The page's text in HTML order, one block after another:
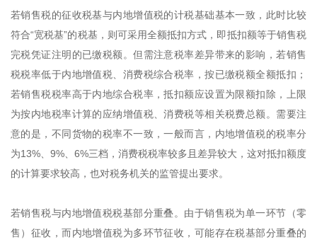
若销售税的征收税基与内地增值税的计税基础基本一致，此时比较
符合“宽税基”的税基，则可采用全额抵扣方式，即抵扣额等于销售税
完税凭证注明的已缴税额。但需注意税率差异带来的影响，若销售
税税率低于内地增值税、消费税综合税率，按已缴税额全额抵扣；
若销售税税率高于内地综合税率，抵扣额应设置为限额扣除，上限
为按内地税率计算的应纳增值税、消费税等相关税费总额。需要注
意的是，不同货物的税率不一致，一般而言，内地增值税的税率分
为13%、9%、6%三档，消费税税率较多且差异较大，这对抵扣额度
的计算要求较高，也对税务机关的监管提出要求。
若销售税与内地增值税税基部分重叠。由于销售税为单一环节（零
售）征收，而内地增值税为多环节征收，可能存在税基部分重叠的